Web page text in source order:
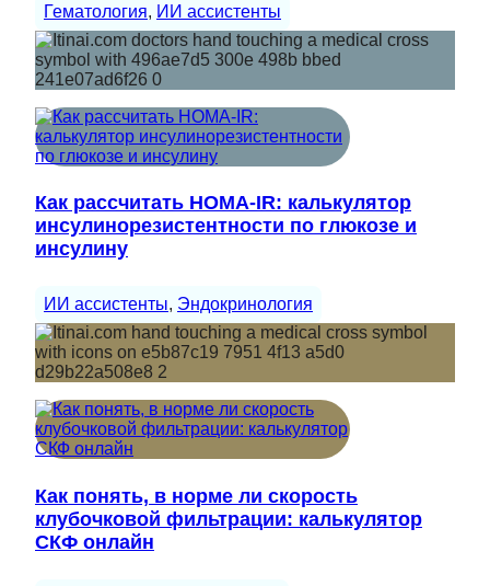
Гематология, ИИ ассистенты
Как рассчитать HOMA-IR: калькулятор
инсулинорезистентности по глюкозе и
инсулину
ИИ ассистенты, Эндокринология
Как понять, в норме ли скорость
клубочковой фильтрации: калькулятор
СКФ онлайн